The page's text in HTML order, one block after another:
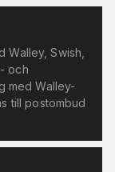
Swish,
och
med Walley-
till postombud